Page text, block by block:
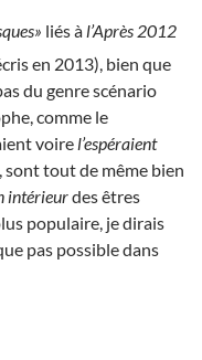
liés à l’Après 2012
en 2013), bien que
du genre scénario
comme le
voire l’espéraient
sont tout de même bien
intérieurdes êtres
populaire, je dirais
pas possible dans